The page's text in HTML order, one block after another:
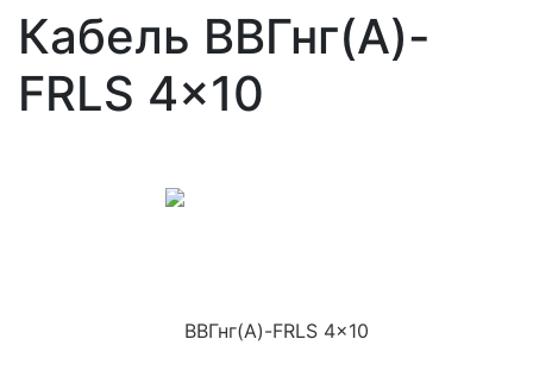
Кабель ВВГнг(A)-
FRLS 4x10